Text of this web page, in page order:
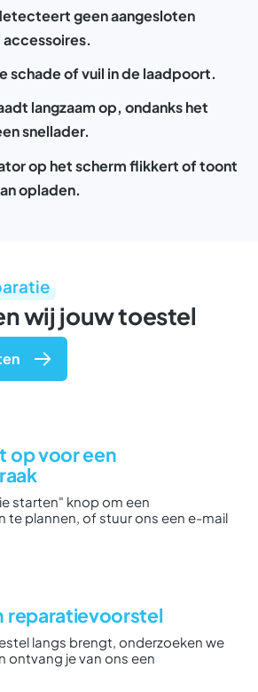
geen aangesloten
schade of vuil in de laadpoort.
langzaam op, ondanks het
snellader.
op het scherm flikkert of toont
opladen.
wij jouw toestel
op voor een
starten" knop om een
te plannen, of stuur ons een e-mail
reparatievoorstel
langs brengt, onderzoeken we
ontvang je van ons een